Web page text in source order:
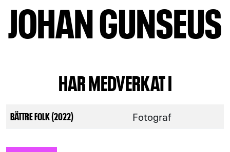
JOHAN GUNSEUS
HAR MEDVERKAT I
BÄTTRE FOLK (2022) Fotograf